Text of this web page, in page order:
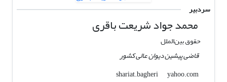
سردبیر
محمد جواد شریعت باقری
حقوق بین‌الملل
قاضی پیشین دیوان عالی کشور
shariat.bagheri
yahoo.com